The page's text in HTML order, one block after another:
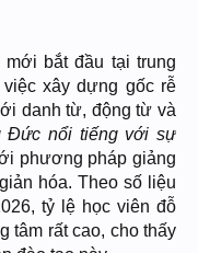
bắt đầu tại trung
xây dựng gốc rễ
danh từ, động từ và
Đức nổi tiếng với sự
phương pháp giảng
hóa. Theo số liệu
tỷ lệ học viên đỗ
tâm rất cao, cho thấy